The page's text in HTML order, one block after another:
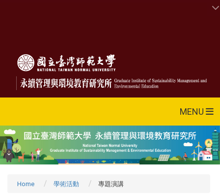
MENU
Home 學術活動 專題演講